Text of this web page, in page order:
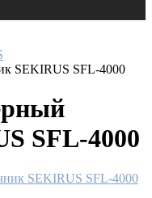
SEKIRUS SFL-4000
SFL-4000